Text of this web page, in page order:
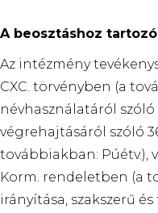
A beosztáshoz
Az intézmény
CXC. törvényben (a
névhasználatáról szóló
végrehajtásáról szóló
továbbiakban:
Korm. rendeletben (a
irányítása, szakszerű